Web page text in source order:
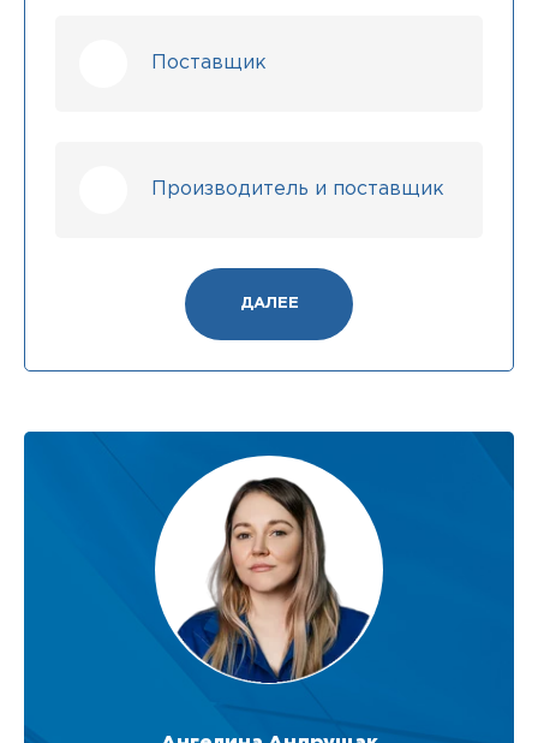
Поставщик
Производитель и поставщик
ДАЛЕЕ